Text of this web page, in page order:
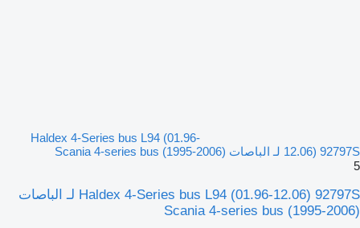
Haldex 4-Series bus L94 (01.96-
12.06) 92797S لـ الباصات Scania 4-series bus (1995-2006)
5
Haldex 4-Series bus L94 (01.96-12.06) 92797S لـ الباصات
Scania 4-series bus (1995-2006)